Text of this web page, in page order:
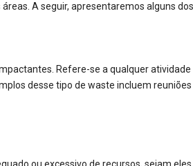
A seguir, apresentaremos alguns
Refere-se a qualquer
desse tipo de waste incluem